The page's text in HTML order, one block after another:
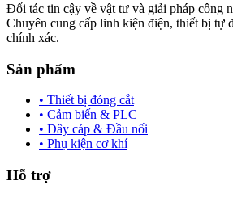
Đối tác tin cậy về vật tư và giải pháp công
Chuyên cung cấp linh kiện điện, thiết bị tự
chính xác.
Sản phẩm
• Thiết bị đóng cắt
• Cảm biến & PLC
• Dây cáp & Đầu nối
• Phụ kiện cơ khí
Hỗ trợ